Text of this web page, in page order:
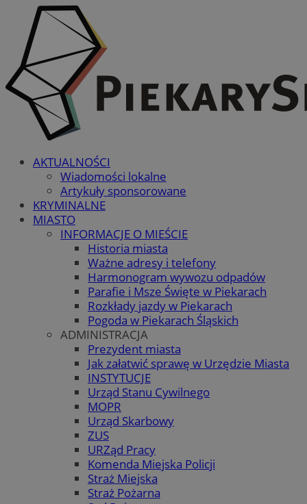
AKTUALNOŚCI
Wiadomości lokalne
Artykuły sponsorowane
KRYMINALNE
MIASTO
INFORMACJE O MIEŚCIE
Historia miasta
Ważne adresy i telefony
Harmonogram wywozu odpadów
Parafie i Msze Święte w Piekarach
Rozkłady jazdy w Piekarach
Pogoda w Piekarach Śląskich
ADMINISTRACJA
Prezydent miasta
Jak załatwić sprawę w Urzędzie Miasta
INSTYTUCJE
Urząd Stanu Cywilnego
MOPR
Urząd Skarbowy
ZUS
URZąd Pracy
Komenda Miejska Policji
Straż Miejska
Straż Pożarna